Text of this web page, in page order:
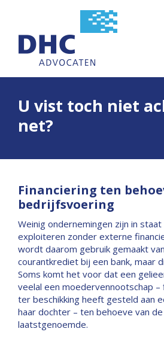
U vist toch niet
net?
Financiering ten
bedrijfsvoering
Weinig ondernemingen zijn in
exploiteren zonder externe
wordt daarom gebruik gemaakt
courantkrediet bij een bank, maar
Soms komt het voor dat een
veelal een moedervennootschap –
ter beschikking heeft gesteld aan
haar dochter – ten behoeve van
laatstgenoemde.